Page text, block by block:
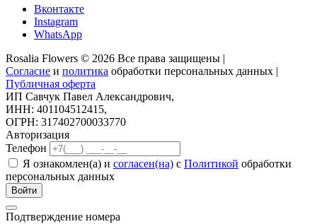
Вконтакте
Instagram
WhatsApp
Rosalia Flowers © 2026 Все права защищены |
Согласие и политика обработки персональных данных |
Публичная оферта
ИП Савчук Павел Александрович,
ИНН: 401104512415,
ОГРН: 317402700033770
Авторизация
Телефон
Я ознакомлен(а) и согласен(на) с Политикой обработки
персональных данных
Войти
Подтверждение номера